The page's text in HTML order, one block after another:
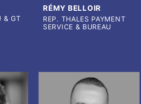
& GT
RÉMY BELLOIR
REP. THALES PAYMENT
SERVICE & BUREAU